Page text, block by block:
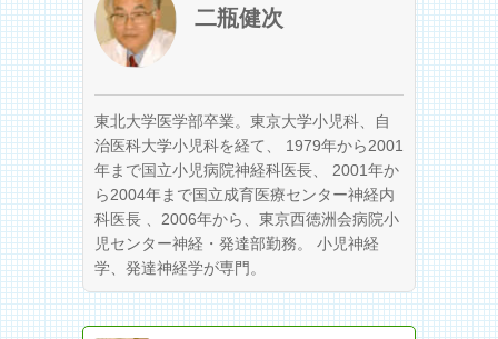
二瓶健次
東北大学医学部卒業。東京大学小児科、自
治医科大学小児科を経て、 1979年から2001
年まで国立小児病院神経科医長、 2001年か
ら2004年まで国立成育医療センター神経内
科医長 、2006年から、東京西徳洲会病院小
児センター神経・発達部勤務。 小児神経
学、発達神経学が専門。